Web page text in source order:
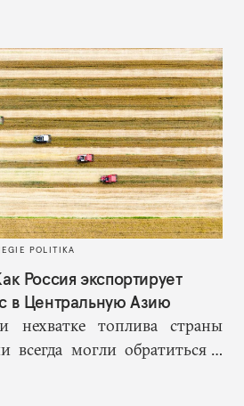
POLITIKA
Россия экспортирует
в Центральную Азию
нехватке топлива страны
всегда могли обратиться к
объемами, то